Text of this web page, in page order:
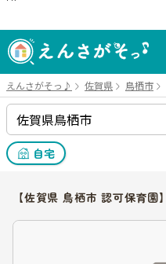
えんさがそっ♪ 佐賀県 鳥栖市
自宅
【佐賀県 鳥栖市 認可保育